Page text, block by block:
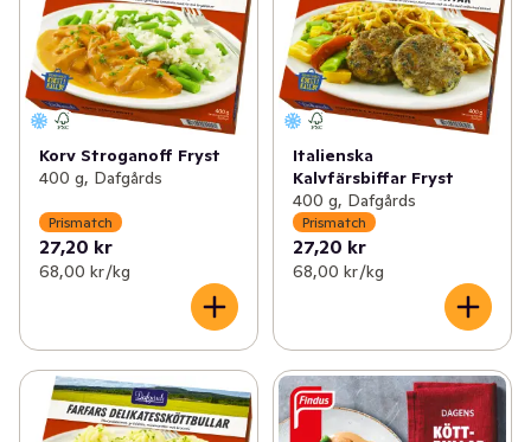
Korv Stroganoff Fryst
400 g, Dafgårds
Prismatch
27,20 kr
68,00 kr /kg
Italienska
Kalvfärsbiffar Fryst
400 g, Dafgårds
Prismatch
27,20 kr
68,00 kr /kg